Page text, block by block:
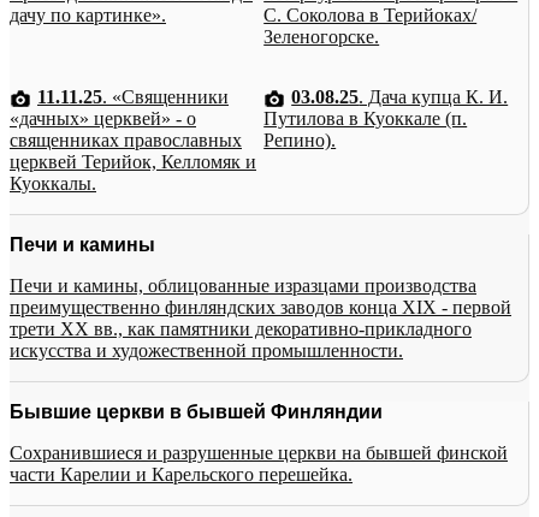
дачу по картинке».
С. Соколова в Терийоках/
Зеленогорске.
11.11.25. «Священники
«дачных» церквей» - о
священниках православных
церквей Терийок, Келломяк и
Куоккалы.
03.08.25. Дача купца К. И.
Путилова в Куоккале (п.
Репино).
Печи и камины
Печи и камины, облицованные изразцами производства
преимущественно финляндских заводов конца XIX - первой
трети XX вв., как памятники декоративно-прикладного
искусства и художественной промышленности.
Бывшие церкви в бывшей Финляндии
Сохранившиеся и разрушенные церкви на бывшей финской
части Карелии и Карельского перешейка.